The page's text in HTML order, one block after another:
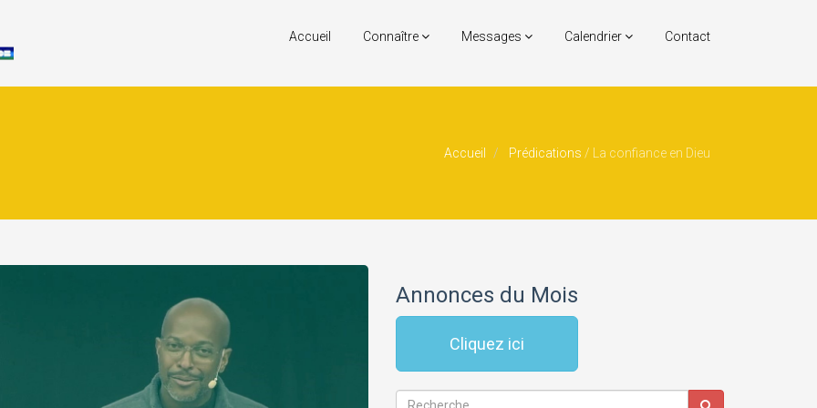
Accueil Connaître Messages Calendrier Contact
Accueil Prédications / La confiance en Dieu
Annonces du Mois
Cliquez ici